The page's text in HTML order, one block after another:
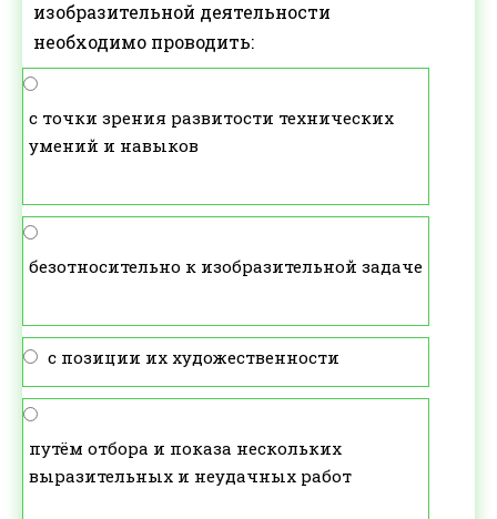
изобразительной деятельности
необходимо проводить:
с точки зрения развитости технических
умений и навыков
безотносительно к изобразительной задаче
с позиции их художественности
путём отбора и показа нескольких
выразительных и неудачных работ